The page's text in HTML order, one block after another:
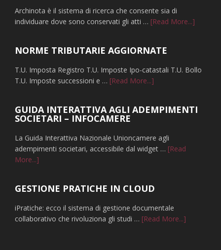
Archinota è il sistema di ricerca che consente sia di
individuare dove sono conservati gli atti … [Read More...]
atti
NORME TRIBUTARIE AGGIORNATE
T.U. Imposta Registro T.U. Imposte Ipo-catastali T.U. Bollo
T.U. Imposte successioni e … [Read More...]
GUIDA INTERATTIVA AGLI ADEMPIMENTI
SOCIETARI – INFOCAMERE
La Guida Interattiva Nazionale Unioncamere agli
adempimenti societari, accessibile dal widget … [Read
More...]
ADEMPIMENTI
–
INFOCAMERE
GESTIONE PRATICHE IN CLOUD
iPratiche: ecco il sistema di gestione documentale
collaborativo che rivoluziona gli studi … [Read More...]